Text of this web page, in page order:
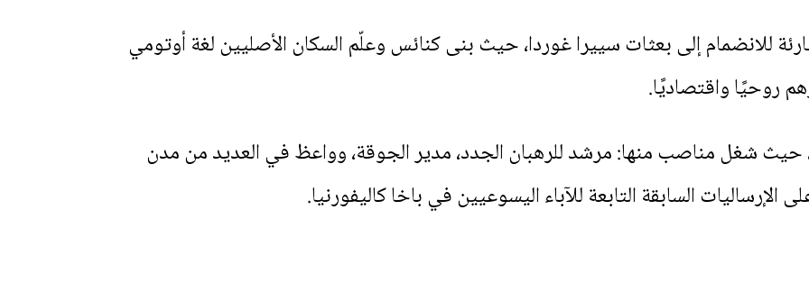
طارئة للانضمام إلى بعثات سييرا غوردا، حيث بنى كنائس وعلّم السكان الأصليين لغة أوتومي
روحيًا واقتصاديًا.
حيث شغل مناصب منها: مرشد للرهبان الجدد، مدير الجوقة، وواعظ في العديد من مدن